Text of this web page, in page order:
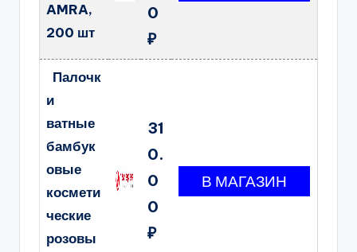
AMRA,
200 шт
0
₽
Палочк
и
ватные
бамбук
овые
космети
ческие
розовы
31
0.
0
0
₽